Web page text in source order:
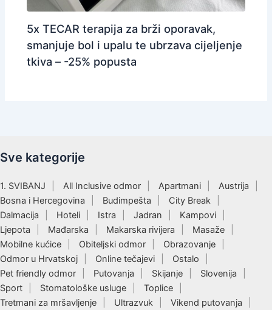
5x TECAR terapija za brži oporavak,
smanjuje bol i upalu te ubrzava cijeljenje
tkiva – -25% popusta
Sve kategorije
1. SVIBANJ All Inclusive odmor Apartmani
Austrija
Bosna i Hercegovina
Budimpešta
City Break
Dalmacija
Hoteli Istra Jadran
Kampovi
Ljepota
Mađarska Makarska rivijera
Masaže
Mobilne kućice
Obiteljski odmor
Obrazovanje
Odmor u Hrvatskoj
Online tečajevi
Ostalo
Pet friendly odmor
Putovanja Skijanje
Slovenija
Sport
Stomatološke usluge
Toplice
Tretmani za mršavljenje
Ultrazvuk Vikend putovanja